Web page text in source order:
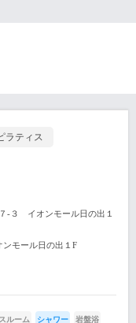
ラティス
-３ イオンモール日の出１
ンモール日の出１F
ルーム シャワー 岩盤浴